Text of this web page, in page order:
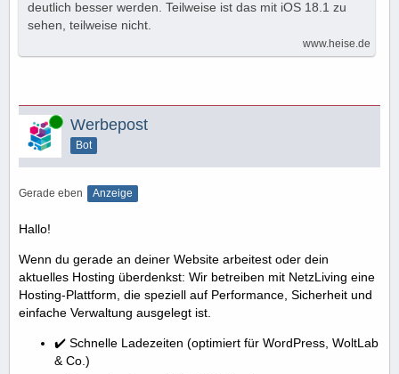
deutlich besser werden. Teilweise ist das mit iOS 18.1 zu
sehen, teilweise nicht.
www.heise.de
Online Werbepost
Bot
Gerade eben Anzeige
Hallo!
Wenn du gerade an deiner Website arbeitest oder dein
aktuelles Hosting überdenkst: Wir betreiben mit NetzLiving eine
Hosting-Plattform, die speziell auf Performance, Sicherheit und
einfache Verwaltung ausgelegt ist.
✔️ Schnelle Ladezeiten (optimiert für WordPress, WoltLab
& Co.)